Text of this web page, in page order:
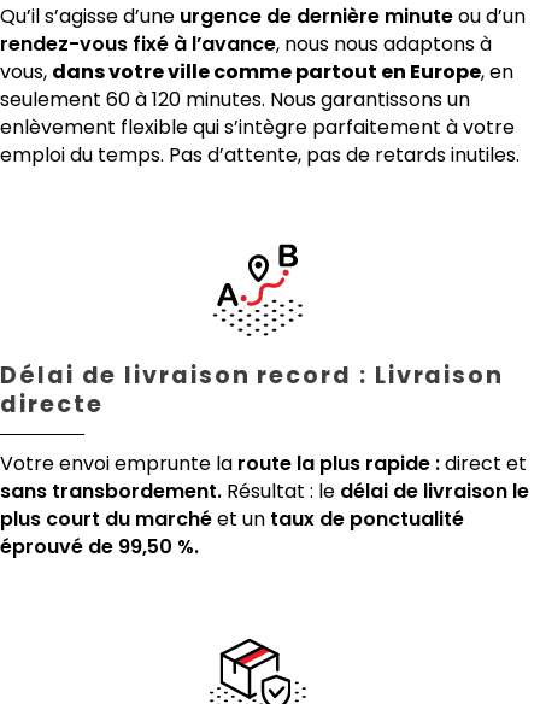
Qu’il s’agisse d’une urgence de dernière minuteou d’un
rendez-vous fixé à l’avance, nous nous adaptons à
vous, dans votre ville comme partout en Europe, en
seulement 60 à 120 minutes. Nous garantissons un
enlèvement flexible qui s’intègre parfaitement à votre
emploi du temps. Pas d’attente, pas de retards inutiles.
Délai de livraison record : Livraison
directe
Votre envoi emprunte la route la plus rapide :direct et
sans transbordement. Résultat : le délai de livraison le
plus court du marchéet un taux de ponctualité
éprouvé de 99,50 %.